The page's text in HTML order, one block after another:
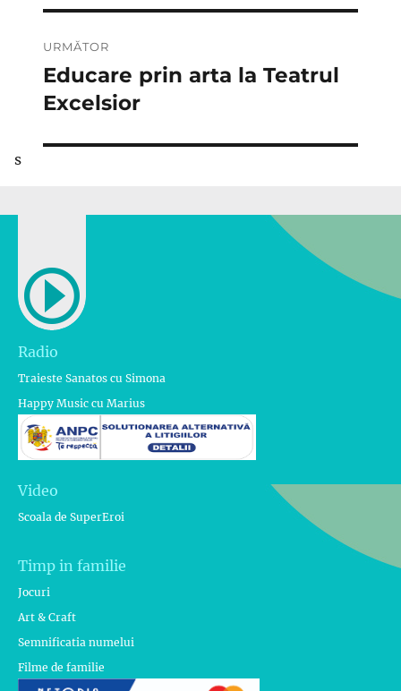
URMĂTOR
Articolul
următor:
Educare prin arta la Teatrul
Excelsior
s
Radio
Traieste Sanatos cu Simona
Happy Music cu Marius
Video
Scoala de SuperEroi
Timp in familie
Jocuri
Art & Craft
Semnificatia numelui
Filme de familie